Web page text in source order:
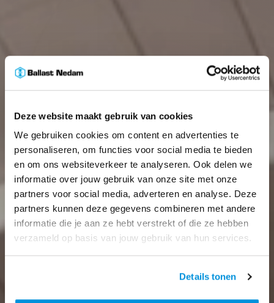
Deze website maakt gebruik van cookies
We gebruiken cookies om content en advertenties te
personaliseren, om functies voor social media te bieden
en om ons websiteverkeer te analyseren. Ook delen we
informatie over jouw gebruik van onze site met onze
partners voor social media, adverteren en analyse. Deze
partners kunnen deze gegevens combineren met andere
informatie die je aan ze hebt verstrekt of die ze hebben
verzameld op basis van jouw gebruik van hun services.
Details tonen